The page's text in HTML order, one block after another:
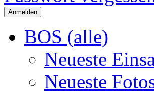
BOS (alle)
Neueste
Neueste